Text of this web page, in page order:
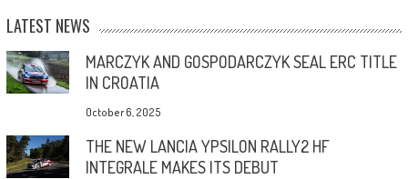
LATEST NEWS
MARCZYK AND GOSPODARCZYK SEAL ERC TITLE
IN CROATIA
October 6, 2025
THE NEW LANCIA YPSILON RALLY2 HF
INTEGRALE MAKES ITS DEBUT